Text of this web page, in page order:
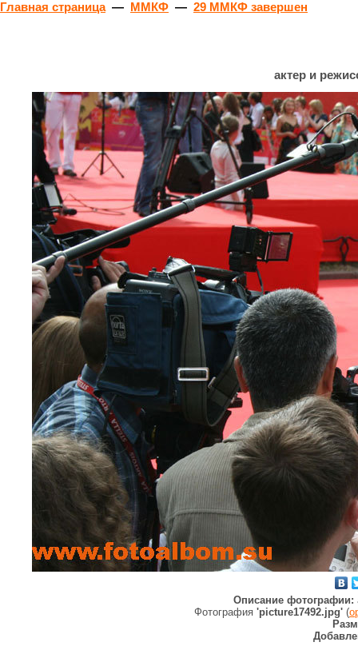
Главная страница— ММКФ — 29 ММКФ завершен
актер и
Описание фотографии:
Фотография 'picture17492.jpg' (